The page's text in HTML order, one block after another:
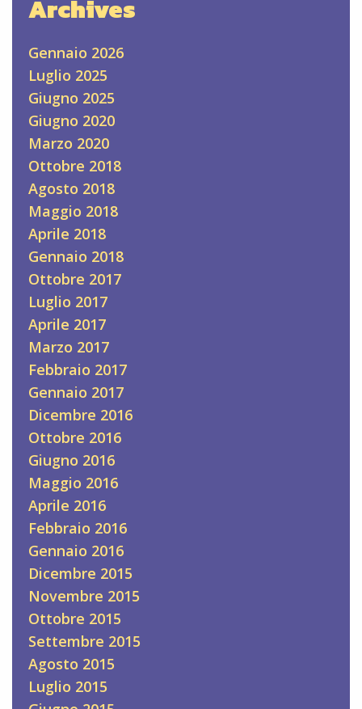
Archives
Gennaio 2026
Luglio 2025
Giugno 2025
Giugno 2020
Marzo 2020
Ottobre 2018
Agosto 2018
Maggio 2018
Aprile 2018
Gennaio 2018
Ottobre 2017
Luglio 2017
Aprile 2017
Marzo 2017
Febbraio 2017
Gennaio 2017
Dicembre 2016
Ottobre 2016
Giugno 2016
Maggio 2016
Aprile 2016
Febbraio 2016
Gennaio 2016
Dicembre 2015
Novembre 2015
Ottobre 2015
Settembre 2015
Agosto 2015
Luglio 2015